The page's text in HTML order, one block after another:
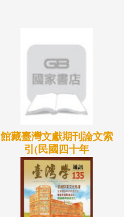
館藏臺灣文獻期刊論文索
引(民國四十年